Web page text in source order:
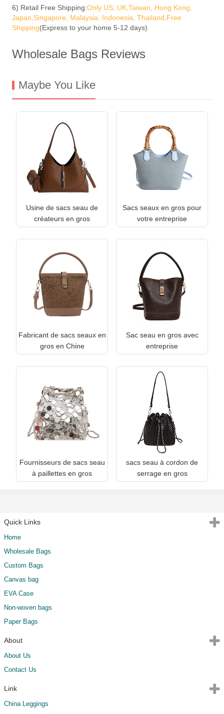
6) Retail Free Shipping:Only US, UK,Taiwan, Hong Kong,
Japan,Singapore, Malaysia, Indonesia, Thailand,Free
Shipping(Express to your home 5-12 days)
Wholesale Bags Reviews
Maybe You Like
Usine de sacs seau de
créateurs en gros
Sacs seaux en gros pour
votre entreprise
Fabricant de sacs seaux en
gros en Chine
Sac seau en gros avec
entreprise
Fournisseurs de sacs seau
à paillettes en gros
sacs seau à cordon de
serrage en gros
Quick Links
Home
Wholesale Bags
Custom Bags
Canvas bag
EVA Case
Non-woven bags
Paper Bags
About
About Us
Contact Us
Link
China Leggings